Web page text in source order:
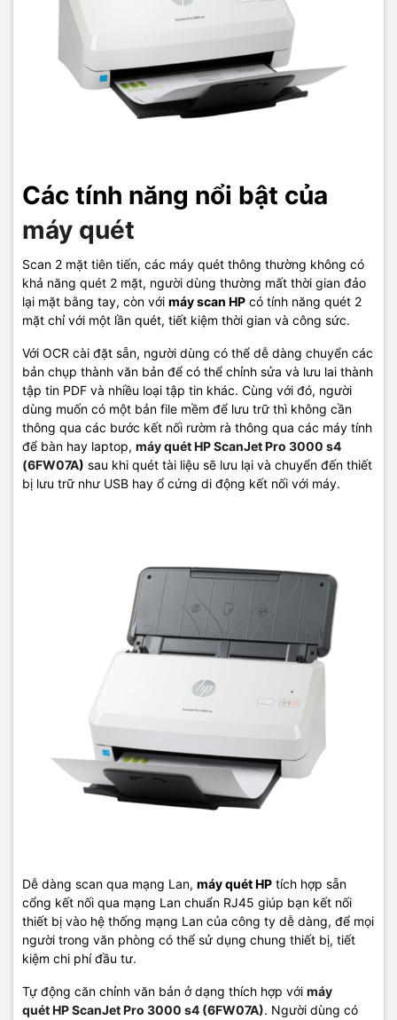
Các tính năng nổi bật của
máy quét
Scan 2 mặt tiên tiến, các máy quét thông thường không có
khả năng quét 2 mặt, người dùng thường mất thời gian đảo
lại mặt bằng tay, còn với máy scan HP có tính năng quét 2
mặt chỉ với một lần quét, tiết kiệm thời gian và công sức.
Với OCR cài đặt sẵn, người dùng có thể dễ dàng chuyển các
bản chụp thành văn bản để có thể chỉnh sửa và lưu lai thành
tập tin PDF và nhiều loại tập tin khác. Cùng với đó, người
dùng muốn có một bản file mềm để lưu trữ thì không cần
thông qua các bước kết nối rườm rà thông qua các máy tính
để bàn hay laptop, máy quét HP ScanJet Pro 3000 s4
(6FW07A) sau khi quét tài liệu sẽ lưu lại và chuyển đến thiết
bị lưu trữ như USB hay ổ cứng di động kết nối với máy.
Dễ dàng scan qua mạng Lan, máy quét HP tích hợp sẵn
cổng kết nối qua mạng Lan chuẩn RJ45 giúp bạn kết nối
thiết bị vào hệ thống mạng Lan của công ty dễ dàng, để mọi
người trong văn phòng có thể sử dụng chung thiết bị, tiết
kiệm chi phí đầu tư.
Tự động căn chỉnh văn bản ở dạng thích hợp với máy
quét HP ScanJet Pro 3000 s4 (6FW07A). Người dùng có